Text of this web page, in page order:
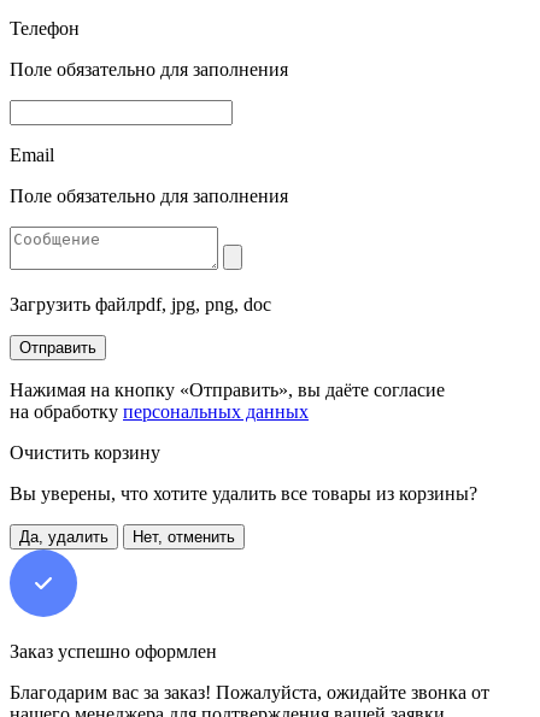
Телефон
Поле обязательно для заполнения
Email
Поле обязательно для заполнения
Загрузить файлpdf, jpg, png, doc
Отправить
Нажимая на кнопку «Отправить», вы даёте согласие
на обработку персональных данных
Очистить корзину
Вы уверены, что хотите удалить все товары из корзины?
Да, удалить Нет, отменить
Заказ успешно оформлен
Благодарим вас за заказ! Пожалуйста, ожидайте звонка от